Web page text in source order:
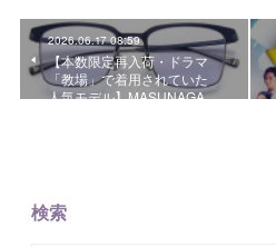
2026.06.17 08:59
【本数限定再入荷・ドラマ
「教場」で着用されていた
人気モデル】MASUNAGA…
検索